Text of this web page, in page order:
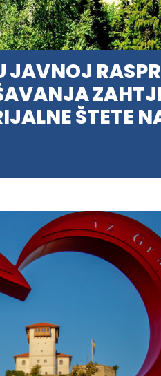
JAVNOJ
ŠTETE